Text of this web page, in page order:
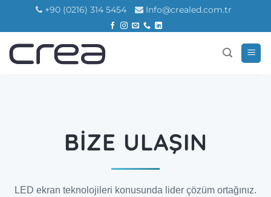
+90 (0216) 314 5454 Info@crealed.com.tr
BİZE ULAŞIN
LED ekran teknolojileri konusunda lider çözüm ortağınız.